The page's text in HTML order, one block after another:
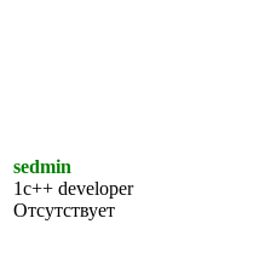
sedmin
1c++ developer
Отсутствует